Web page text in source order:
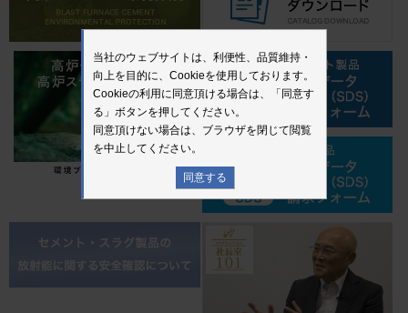
当社のウェブサイトは、利便性、品質維持・
向上を目的に、Cookieを使用しております。
Cookieの利用に同意頂ける場合は、「同意す
る」ボタンを押してください。
同意頂けない場合は、ブラウザを閉じて閲覧
を中止してください。
同意する